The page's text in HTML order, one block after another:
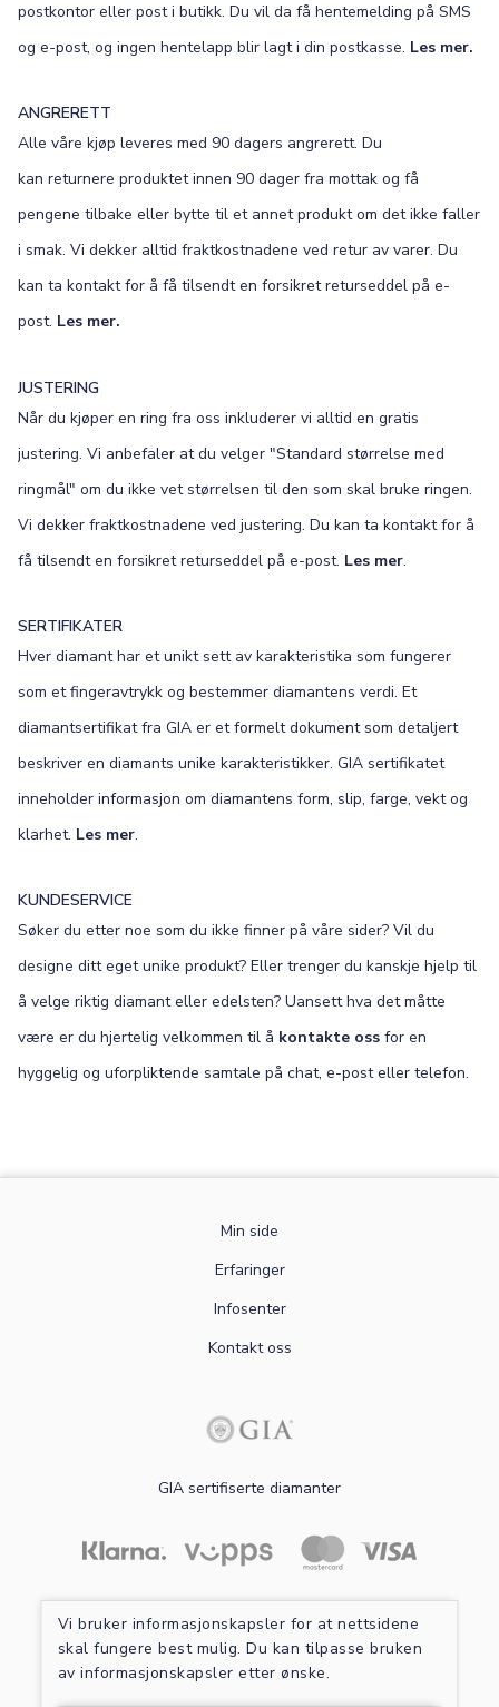
Vi bruker informasjonskapsler for at nettsidene
skal fungere best mulig. Du kan tilpasse bruken
av informasjonskapsler etter ønske.
postkontor eller post i butikk. Du vil da få hentemelding på SMS
og e-post, og ingen hentelapp blir lagt i din postkasse. Les mer.
ANGRERETT
Alle våre kjøp leveres med 90 dagers angrerett. Du
kan returnere produktet innen 90 dager fra mottak og få
pengene tilbake eller bytte til et annet produkt om det ikke faller
i smak. Vi dekker alltid fraktkostnadene ved retur av varer. Du
kan ta kontakt for å få tilsendt en forsikret returseddel på e-
post. Les mer.
JUSTERING
Når du kjøper en ring fra oss inkluderer vi alltid en gratis
justering. Vi anbefaler at du velger "Standard størrelse med
ringmål" om du ikke vet størrelsen til den som skal bruke ringen.
Vi dekker fraktkostnadene ved justering. Du kan ta kontakt for å
få tilsendt en forsikret returseddel på e-post. Les mer.
SERTIFIKATER
Hver diamant har et unikt sett av karakteristika som fungerer
som et fingeravtrykk og bestemmer diamantens verdi. Et
diamantsertifikat fra GIA er et formelt dokument som detaljert
beskriver en diamants unike karakteristikker. GIA sertifikatet
inneholder informasjon om diamantens form, slip, farge, vekt og
klarhet. Les mer.
KUNDESERVICE
Søker du etter noe som du ikke finner på våre sider? Vil du
designe ditt eget unike produkt? Eller trenger du kanskje hjelp til
å velge riktig diamant eller edelsten? Uansett hva det måtte
være er du hjertelig velkommen til å kontakte oss for en
hyggelig og uforpliktende samtale på chat, e-post eller telefon.
Min side
Erfaringer
Infosenter
Kontakt oss
GIA sertifiserte diamanter
Les mer om sikker betaling